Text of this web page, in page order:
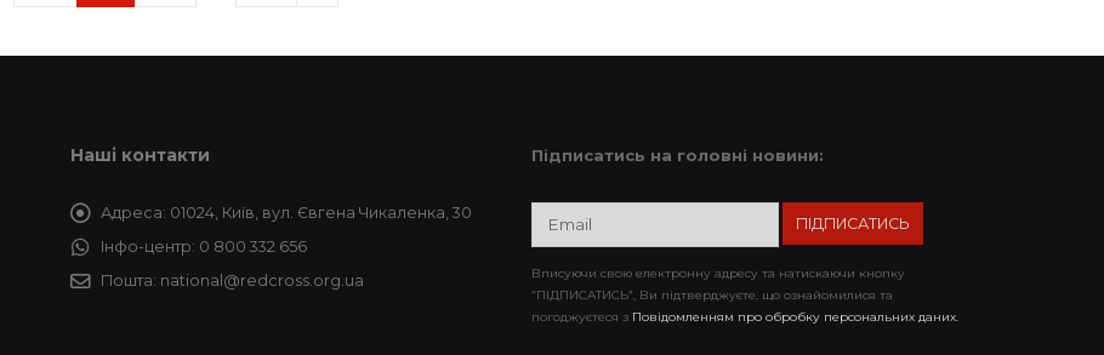
Наші контакти
Адреса: 01024, Київ, вул. Євгена Чикаленка, 30
Інфо-центр: 0 800 332 656
Пошта: national@redcross.org.ua
Підписатись на головні новини:
Вписуючи свою електронну адресу та натискаючи кнопку
“ПІДПИСАТИСЬ”, Ви підтверджуєте, що ознайомилися та
погоджуєтеся з Повідомленням про обробку персональних даних.